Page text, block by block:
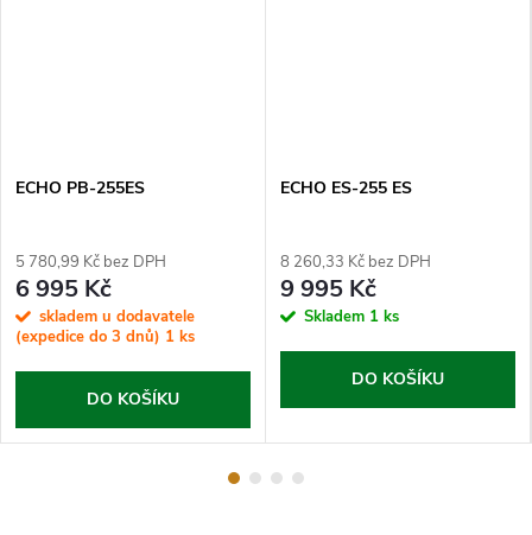
ECHO PB-255ES
5 780,99 Kč bez DPH
6 995 Kč
skladem u dodavatele
(expedice do 3 dnů) 1 ks
DO KOŠÍKU
ECHO ES-255 ES
8 260,33 Kč bez DPH
9 995 Kč
Skladem 1 ks
DO KOŠÍKU